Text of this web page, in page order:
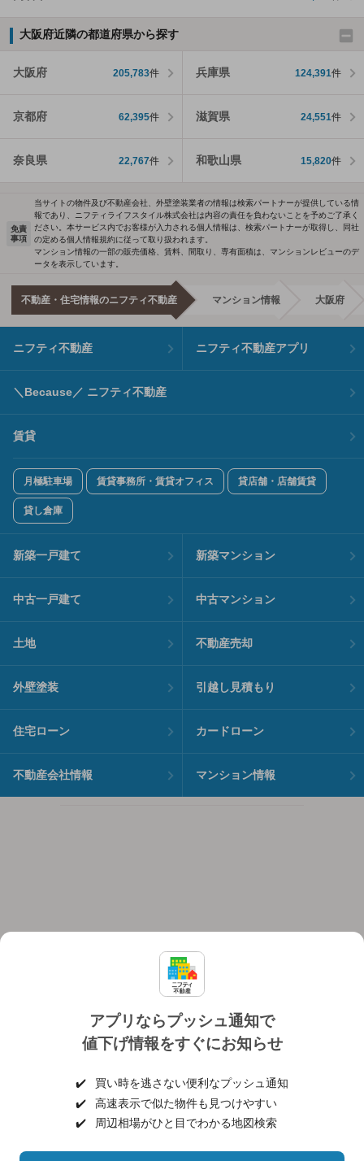
大阪府近隣の都道府県から探す
大阪府 205,783件 兵庫県 124,391件
京都府 62,395件 滋賀県 24,551件
奈良県 22,767件 和歌山県 15,820件
アプリならプッシュ通知で
値下げ情報をすぐにお知らせ
✔️
買い時を逃さない便利なプッシュ通知
✔️
高速表示で似た物件も見つけやすい
✔️
周辺相場がひと目でわかる地図検索
免責
事項
当サイトの物件及び不動産会社、外壁塗装業者の情報は検索パートナーが提供している情
報であり、ニフティライフスタイル株式会社は内容の責任を負わないことを予めご了承く
ださい。本サービス内でお客様が入力される個人情報は、検索パートナーが取得し、同社
の定める個人情報規約に従って取り扱われます。
マンション情報の一部の販売価格、賃料、間取り、専有面積は、マンションレビューのデ
ータを表示しています。
不動産・住宅情報のニフティ不動産 マンション情報 大阪府
ニフティ不動産 ニフティ不動産アプリ
＼Because／ ニフティ不動産
賃貸
月極駐車場 賃貸事務所・賃貸オフィス 貸店舗・店舗賃貸
貸し倉庫
新築一戸建て 新築マンション
中古一戸建て 中古マンション
土地 不動産売却
外壁塗装 引越し見積もり
住宅ローン カードローン
不動産会社情報 マンション情報
個人情報保護ポリシー 利用規約
ヘルプ・お問い合わせ 採用情報